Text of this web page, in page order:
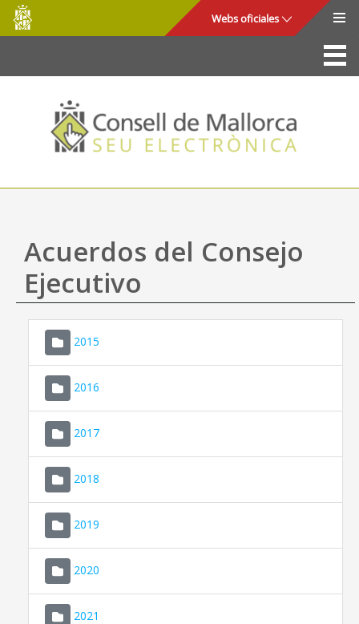
Saltar al contenido principal
Consell
de
Mallorca
Webs oficiales
La Sede
Consejo de Mallorca
Acceso y seguridad
Utilidades
Mapa web
Ayuda
Acuerdos del Consejo
Ejecutivo
2015
2016
2017
2018
2019
2020
2021